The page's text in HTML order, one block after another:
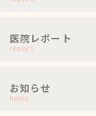
医院レポート
report
お知らせ
news